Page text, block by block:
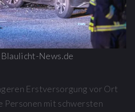
News.de
Erstversorgung vor Ort
Personen mit schwersten